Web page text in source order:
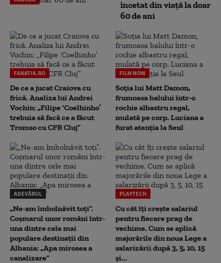
încetat din viață la doar
60 de ani
FANATIK.RO
De ce a jucat Craiova cu
frică. Analiza lui Andrei
Vochin: „Filipe ‘Coelhinho’
trebuia să facă ce a făcut
Tromso cu CFR Cluj”
FILM NOW
Soția lui Matt Damon,
frumoasa balului într-o
rochie albastru regal,
mulată pe corp. Luciana a
furat atenția la Seul
ADEVĂRUL
„Ne-am îmbolnăvit toți”.
Coșmarul unor români într-
una dintre cele mai
populare destinații din
Albania: „Apa mirosea a
canalizare”
PLAYTECH
Cu cât îți crește salariul
pentru fiecare prag de
vechime. Cum se aplică
majorările din noua Lege a
salarizării după 3, 5, 10, 15
și...